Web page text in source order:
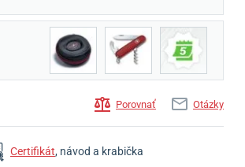
Porovnať Otázky
Certifikát, návod a krabička
2 118 €
1 784 € 2 176 €